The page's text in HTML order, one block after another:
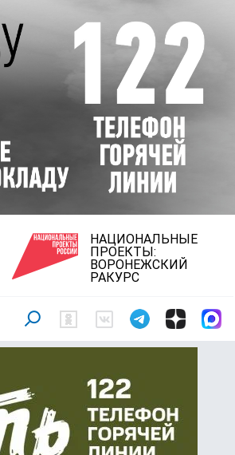
НАЦИОНАЛЬНЫЕ
ПРОЕКТЫ:
ВОРОНЕЖСКИЙ
РАКУРС